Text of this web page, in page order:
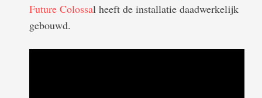
Future Colossal heeft de installatie daadwerkelijk
gebouwd.